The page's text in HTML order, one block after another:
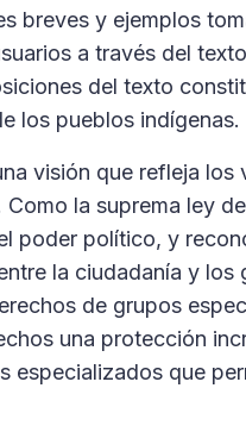
breves y ejemplos
a través del
del texto
los pueblos indígenas.
visión que refleja
la suprema ley
poder político, y
la ciudadanía y
de grupos
una protección
especializados que